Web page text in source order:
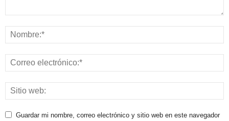
Guardar mi nombre, correo electrónico y sitio web en este navegador